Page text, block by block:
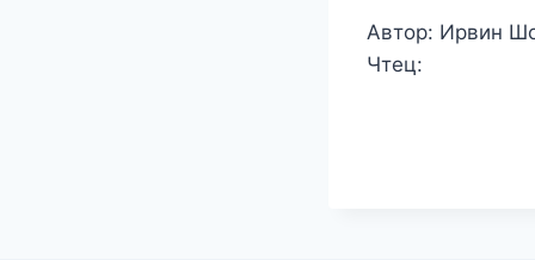
Автор: Ирвин
Чтец: